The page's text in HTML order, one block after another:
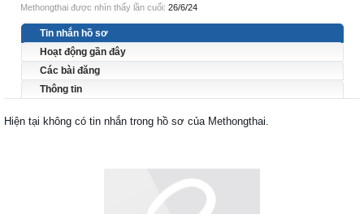
Methongthai được nhìn thấy lần cuối: 26/6/24
Tin nhắn hồ sơ
Hoạt động gần đây
Các bài đăng
Thông tin
Hiện tại không có tin nhắn trong hồ sơ của Methongthai.